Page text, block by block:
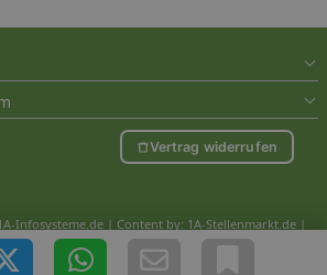
Vertrag widerrufen
Infosysteme.de | Content by: 1A-Stellenmarkt.de |
nur_Artikel|SEO_anpassung ( 0.894)